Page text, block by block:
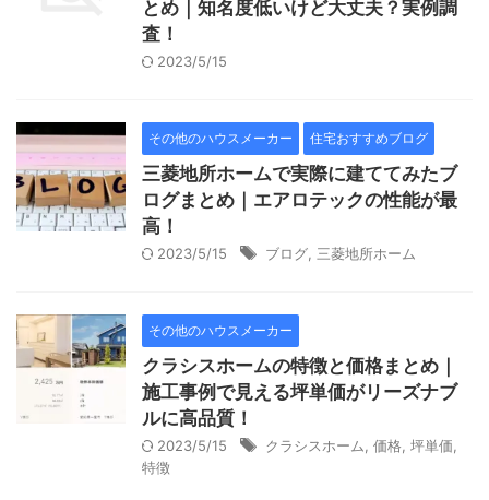
とめ｜知名度低いけど大丈夫？実例調
査！
2023/5/15
その他のハウスメーカー 住宅おすすめブログ
三菱地所ホームで実際に建ててみたブ
ログまとめ｜エアロテックの性能が最
高！
2023/5/15 ブログ 三菱地所ホーム
その他のハウスメーカー
クラシスホームの特徴と価格まとめ｜
施工事例で見える坪単価がリーズナブ
ルに高品質！
2023/5/15 クラシスホーム 価格 坪単価
特徴